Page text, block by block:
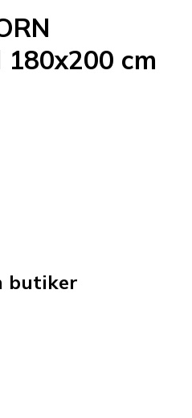
cm
butiker